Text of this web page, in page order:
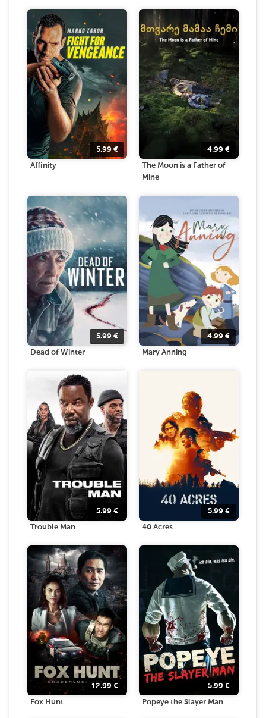
5.99 €
Affinity
4.99 €
The Moon is a Father of
Mine
5.99 €
Dead of Winter
4.99 €
Mary Anning
5.99 €
Trouble Man
5.99 €
40 Acres
12.99 €
Fox Hunt
5.99 €
Popeye the Slayer Man